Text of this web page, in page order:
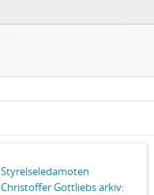
Styrelseledamoten
Christoffer Gottliebs arkiv: